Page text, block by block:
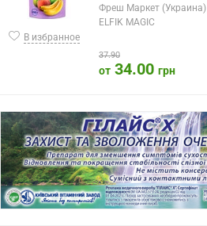
В избранное
Фреш Маркет (Украина)
ELFIK MAGIC
37.90
от 34.00 грн